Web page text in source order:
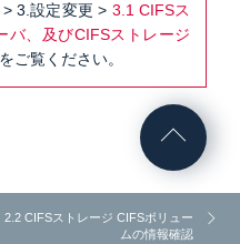
3.設定変更 > 3.1 CIFSス
バ、及びCIFSストレージ
ご覧ください。
2.2 CIFSストレージ CIFSボリュー
ムの情報確認